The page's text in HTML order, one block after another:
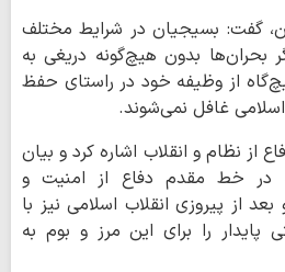
گفت: بسیجیان در شرایط مختلف
بحران‌ها بدون هیچ‌گونه دریغی به
از وظیفه خود در راستای حفظ
غافل نمی‌شوند.
از نظام و انقلاب اشاره کرد و بیان
در خط مقدم دفاع از امنیت و
از پیروزی انقلاب اسلامی نیز با
پایدار را برای این مرز و بوم به